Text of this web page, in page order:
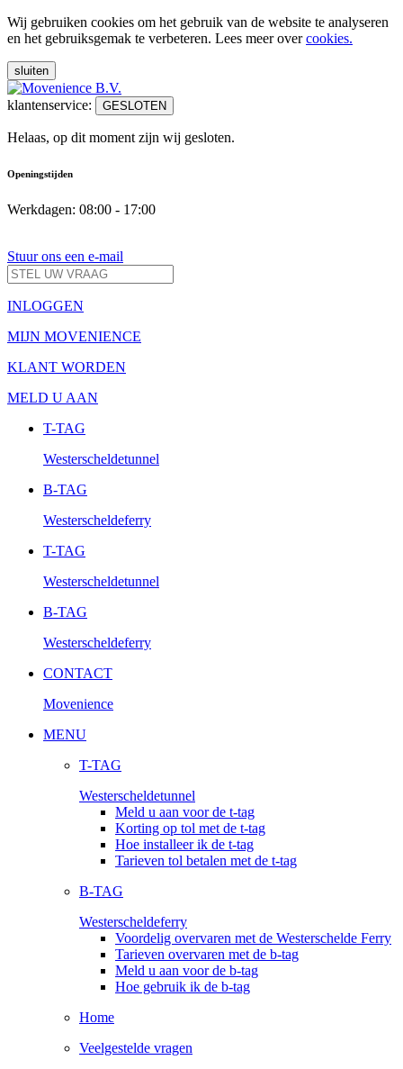
Wij gebruiken cookies om het gebruik van de website te analyseren
en het gebruiksgemak te verbeteren. Lees meer overcookies.
sluiten
klantenservice: GESLOTEN
Helaas, op dit moment zijn wij gesloten.
Openingstijden
Werkdagen: 08:00 - 17:00
Stuur ons een e-mail
INLOGGEN
MIJN MOVENIENCE
KLANT WORDEN
MELD U AAN
T-TAG
Westerscheldetunnel
B-TAG
Westerscheldeferry
T-TAG
Westerscheldetunnel
B-TAG
Westerscheldeferry
CONTACT
Movenience
MENU
T-TAG
Westerscheldetunnel
Meld u aan voor de t-tag
Korting op tol met de t-tag
Hoe installeer ik de t-tag
Tarieven tol betalen met de t-tag
B-TAG
Westerscheldeferry
Voordelig overvaren met de Westerschelde Ferry
Tarieven overvaren met de b-tag
Meld u aan voor de b-tag
Hoe gebruik ik de b-tag
Home
Veelgestelde vragen